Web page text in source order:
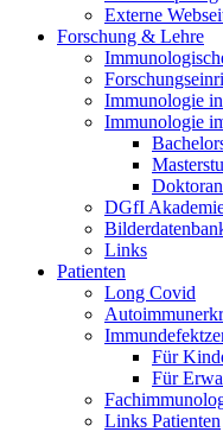
Externe
Forschung & Lehre
Immunologie
Immunologie
DGfI
Links
Patienten
Long Covid
Für
Für
Links Patienten